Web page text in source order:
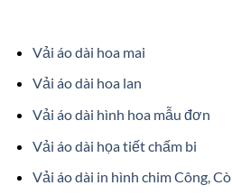
Vải áo dài hoa mai
Vải áo dài hoa lan
Vải áo dài hình hoa mẫu đơn
Vải áo dài họa tiết chấm bi
Vải áo dài in hình chim Công, Cò